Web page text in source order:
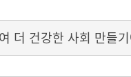
더 건강한 사회 만들